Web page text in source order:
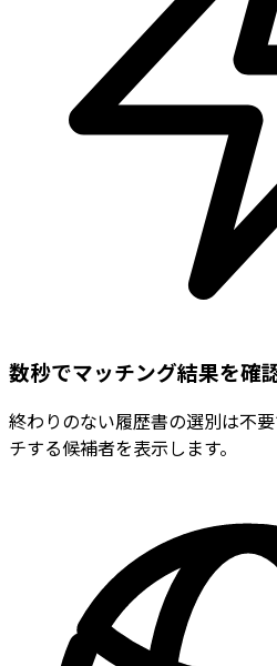
数秒でマッチング結果を確
終わりのない履歴書の選別は不
チする候補者を表示します。